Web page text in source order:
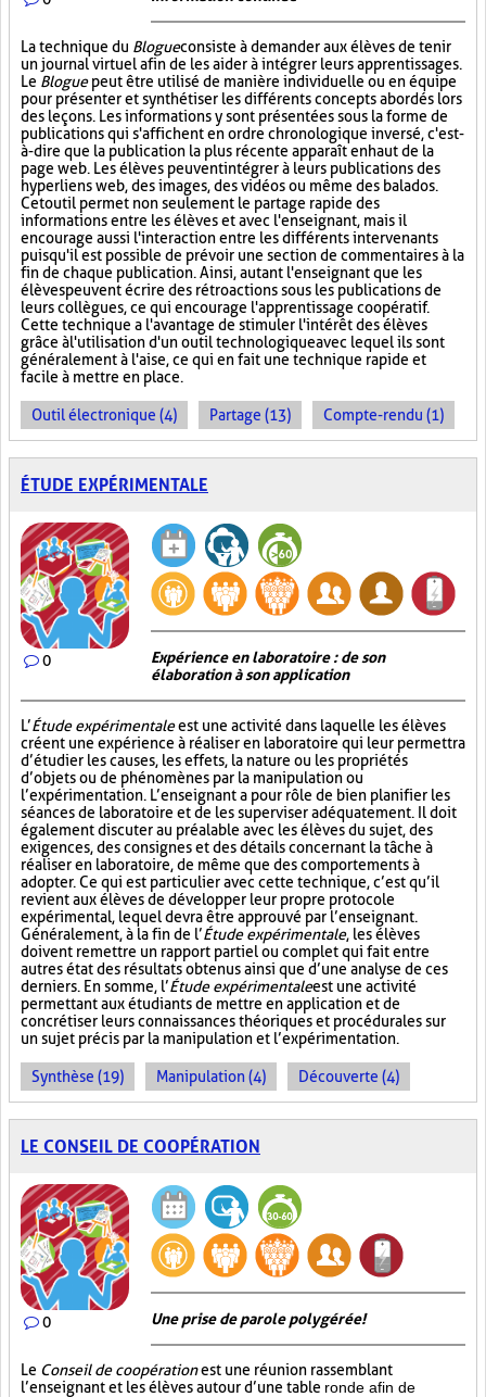
La technique du Blogueconsiste à demander aux élèves de tenir
un journal virtuel afin de les aider à intégrer leurs apprentissages.
Le Bloguepeut être utilisé de manière individuelle ou en équipe
pour présenter et synthétiser les différents concepts abordés lors
des leçons. Les informations y sont présentées sous la forme de
publications qui s'affichent en ordre chronologique inversé, c'est-
à-dire que la publication la plus récente apparaît en haut de la
page web. Les élèves peuvent intégrer à leurs publications des
hyperliens web, des images, des vidéos ou même des balados.
Cet outil permet non seulement le partage rapide des
informations entre les élèves et avec l'enseignant, mais il
encourage aussi l'interaction entre les différents intervenants
puisqu'il est possible de prévoir une section de commentaires à la
fin de chaque publication. Ainsi, autant l'enseignant que les
élèves peuvent écrire des rétroactions sous les publications de
leurs collègues, ce qui encourage l'apprentissage coopératif.
Cette technique a l'avantage de stimuler l'intérêt des élèves
grâce à l'utilisation d'un outil technologique avec lequel ils sont
généralement à l'aise, ce qui en fait une technique rapide et
facile à mettre en place.
Outil électronique (4) Partage (13) Compte-rendu (1)
ÉTUDE EXPÉRIMENTALE
0
Expérience en laboratoire : de son
élaboration à son application
L’Étude expérimentaleest une activité dans laquelle les élèves
créent une expérience à réaliser en laboratoire qui leur permettra
d’étudier les causes, les effets, la nature ou les propriétés
d’objets ou de phénomènes par la manipulation ou
l’expérimentation. L’enseignant a pour rôle de bien planifier les
séances de laboratoire et de les superviser adéquatement. Il doit
également discuter au préalable avec les élèves du sujet, des
exigences, des consignes et des détails concernant la tâche à
réaliser en laboratoire, de même que des comportements à
adopter. Ce qui est particulier avec cette technique, c’est qu’il
revient aux élèves de développer leur propre protocole
expérimental, lequel devra être approuvé par l’enseignant.
Généralement, à la fin de l’Étude expérimentale, les élèves
doivent remettre un rapport partiel ou complet qui fait entre
autres état des résultats obtenus ainsi que d’une analyse de ces
derniers. En somme, l’Étude expérimentaleest une activité
permettant aux étudiants de mettre en application et de
concrétiser leurs connaissances théoriques et procédurales sur
un sujet précis par la manipulation et l’expérimentation.
Synthèse (19) Manipulation (4) Découverte (4)
LE CONSEIL DE COOPÉRATION
0 Une prise de parole polygérée!
Le Conseil de coopérationest une réunion rassemblant
l’enseignant et les élèves autour d’une table ronde afin de